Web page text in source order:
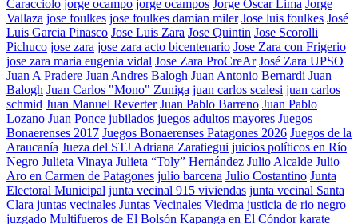
Caracciolo jorge ocampo jorge ocampos Jorge Oscar Lima Jorge
Vallaza jose foulkes jose foulkes damian miler Jose luis foulkes José
Luis Garcia Pinasco Jose Luis Zara Jose Quintin Jose Scorolli
Pichuco jose zara jose zara acto bicentenario Jose Zara con Frigerio
jose zara maria eugenia vidal Jose Zara ProCreAr José Zara UPSO
Juan A Pradere Juan Andres Balogh Juan Antonio Bernardi Juan
Balogh Juan Carlos "Mono" Zuniga juan carlos scalesi juan carlos
schmid Juan Manuel Reverter Juan Pablo Barreno Juan Pablo
Lozano Juan Ponce jubilados juegos adultos mayores Juegos
Bonaerenses 2017 Juegos Bonaerenses Patagones 2026 Juegos de la
Araucanía Jueza del STJ Adriana Zaratiegui juicios políticos en Río
Negro Julieta Vinaya Julieta “Toly” Hernández Julio Alcalde Julio
Aro en Carmen de Patagones julio barcena Julio Costantino Junta
Electoral Municipal junta vecinal 915 viviendas junta vecinal Santa
Clara juntas vecinales Juntas Vecinales Viedma justicia de rio negro
juzgado Multifueros de El Bolsón Kapanga en El Cóndor karate